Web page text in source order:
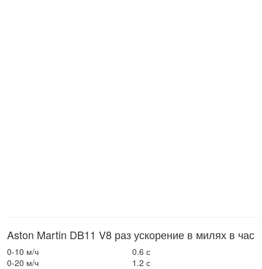
Aston Martin DB11 V8 раз ускорение в милях в час
0-10 м/ч
0.6 с
0-20 м/ч
1.2 с